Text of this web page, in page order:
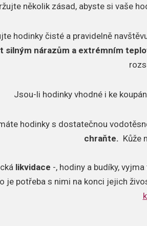
několik zásad, abyste si vaše
hodinky čisté a pravidelně
silným nárazům a extrémním
Jsou-li hodinky vhodné i ke
hodinky s dostatečnou
chraňte. Kůže
likvidace -, hodiny a budíky,
je potřeba s nimi na konci jejich